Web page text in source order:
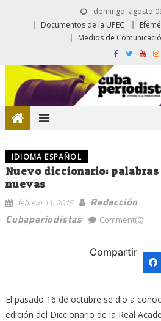
domingo, agosto
Documentos de la UPEC
Medios de
IDIOMA ESPAÑOL
Nuevo diccionario:
nuevas
febrero 11, 2015
Redacción
Cubaperiodistas
Comment(0)
Compartir
El pasado 16 de octubre se dio a
edición del Diccionario de la Real